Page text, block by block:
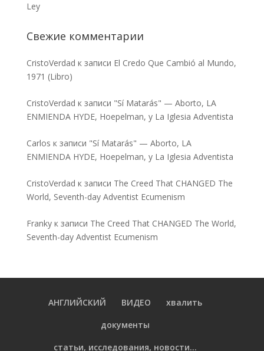
Ley
Свежие комментарии
CristoVerdad к записи El Credo Que Cambió al Mundo,
1971 (Libro)
CristoVerdad к записи "Sí Matarás" — Aborto, LA
ENMIENDA HYDE, Hoepelman, y La Iglesia Adventista
Carlos к записи "Sí Matarás" — Aborto, LA
ENMIENDA HYDE, Hoepelman, y La Iglesia Adventista
CristoVerdad к записи The Creed That CHANGED The
World, Seventh-day Adventist Ecumenism
Frankyк записи The Creed That CHANGED The World,
Seventh-day Adventist Ecumenism
АНГЛИЙСКИЙ ВИДЕО
хвалить
документы
статьи, исследования, новости...